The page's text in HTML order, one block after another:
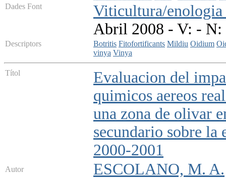
Dades Font
Viticultura/enologia
Abril 2008 - V: - N:
Descriptors Botritis Fitofortificants Mildiu Oidium
vinya Vinya
Títol
Evaluacion del
quimicos aereos
una zona de olivar
secundario sobre la
2000-2001
Autor ESCOLANO, M. A.